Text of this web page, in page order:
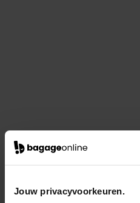
Jouw privacyvoorkeuren.